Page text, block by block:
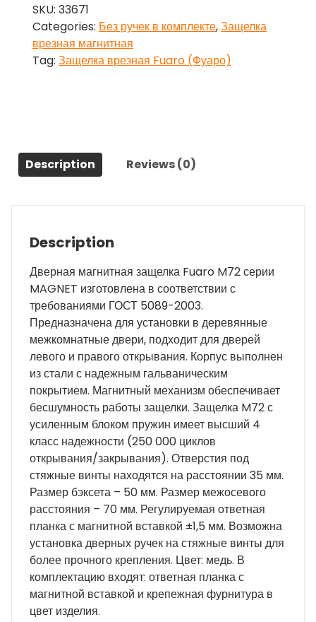
(Фуаро)
MAGNET
M72-
50
SKU: 33671
Categories: Без ручек в комплекте,Защелка
врезная магнитная
Tag: Защелка врезная Fuaro (Фуаро)
Description Reviews (0)
Description
Дверная магнитная защелка Fuaro M72 серии
MAGNET изготовлена в соответствии с
требованиями ГОСТ 5089-2003.
Предназначена для установки в деревянные
межкомнатные двери, подходит для дверей
левого и правого открывания. Корпус выполнен
из стали с надежным гальваническим
покрытием. Магнитный механизм обеспечивает
бесшумность работы защелки. Защелка M72 с
усиленным блоком пружин имеет высший 4
класс надежности (250 000 циклов
открывания/закрывания). Отверстия под
стяжные винты находятся на расстоянии 35 мм.
Размер бэксета – 50 мм. Размер межосевого
расстояния – 70 мм. Регулируемая ответная
планка с магнитной вставкой ±1,5 мм. Возможна
установка дверных ручек на стяжные винты для
более прочного крепления. Цвет: медь. В
комплектацию входят: ответная планка с
магнитной вставкой и крепежная фурнитура в
цвет изделия.